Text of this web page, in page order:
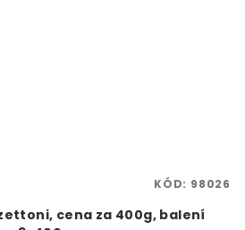
cena za 400g, balení
KÓD: 98026